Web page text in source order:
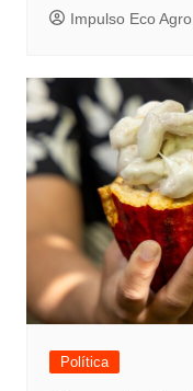
Impulso Eco Agro
Política